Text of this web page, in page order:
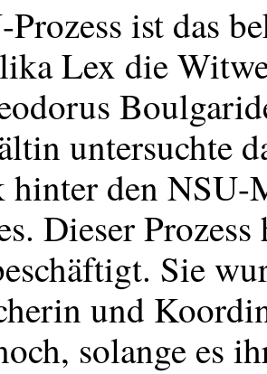
-Prozess ist das
Lex die
untersuchte
hinter den NSU-
Dieser
Sie
und
solange es